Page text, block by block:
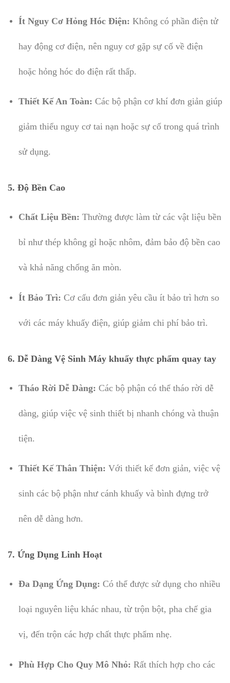
Ít Nguy Cơ Hỏng Hóc Điện: Không có phần điện tử
hay động cơ điện, nên nguy cơ gặp sự cố về điện
hoặc hỏng hóc do điện rất thấp.
Thiết Kế An Toàn: Các bộ phận cơ khí đơn giản giúp
giảm thiểu nguy cơ tai nạn hoặc sự cố trong quá trình
sử dụng.
5. Độ Bền Cao
Chất Liệu Bền: Thường được làm từ các vật liệu bền
bỉ như thép không gỉ hoặc nhôm, đảm bảo độ bền cao
và khả năng chống ăn mòn.
Ít Bảo Trì: Cơ cấu đơn giản yêu cầu ít bảo trì hơn so
với các máy khuấy điện, giúp giảm chi phí bảo trì.
6. Dễ Dàng Vệ Sinh Máy khuấy thực phẩm quay tay
Tháo Rời Dễ Dàng: Các bộ phận có thể tháo rời dễ
dàng, giúp việc vệ sinh thiết bị nhanh chóng và thuận
tiện.
Thiết Kế Thân Thiện: Với thiết kế đơn giản, việc vệ
sinh các bộ phận như cánh khuấy và bình đựng trở
nên dễ dàng hơn.
7. Ứng Dụng Linh Hoạt
Đa Dạng Ứng Dụng: Có thể được sử dụng cho nhiều
loại nguyên liệu khác nhau, từ trộn bột, pha chế gia
vị, đến trộn các hợp chất thực phẩm nhẹ.
Phù Hợp Cho Quy Mô Nhỏ: Rất thích hợp cho các